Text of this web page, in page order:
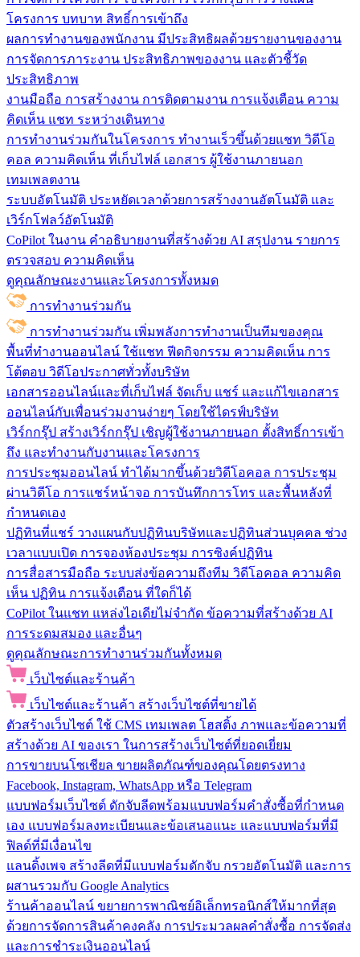
โครงการ บทบาท สิทธิ์การเข้าถึง
ผลการทำงานของพนักงาน มีประสิทธิผลด้วยรายงานของงาน
การจัดการภาระงาน ประสิทธิภาพของงาน และตัวชี้วัด
ประสิทธิภาพ
งานมือถือ การสร้างงาน การติดตามงาน การแจ้งเตือน ความ
คิดเห็น แชท ระหว่างเดินทาง
การทำงานร่วมกันในโครงการ ทํางานเร็วขึ้นด้วยแชท วิดีโอ
คอล ความคิดเห็น ที่เก็บไฟล์ เอกสาร ผู้ใช้งานภายนอก
เทมเพลตงาน
ระบบอัตโนมัติ ประหยัดเวลาด้วยการสร้างงานอัตโนมัติ และ
เวิร์กโฟลว์อัตโนมัติ
CoPilot ในงาน คำอธิบายงานที่สร้างด้วย AI สรุปงาน รายการ
ตรวจสอบ ความคิดเห็น
ดูคุณลักษณะงานและโครงการทั้งหมด
การทำงานร่วมกัน
การทำงานร่วมกัน เพิ่มพลังการทำงานเป็นทีมของคุณ
พื้นที่ทำงานออนไลน์ ใช้แชท ฟีดกิจกรรม ความคิดเห็น การ
โต้ตอบ วิดีโอประกาศทั่วทั้งบริษัท
เอกสารออนไลน์และที่เก็บไฟล์ จัดเก็บ แชร์ และแก้ไขเอกสาร
ออนไลน์กับเพื่อนร่วมงานง่ายๆ โดยใช้ไดรฟ์บริษัท
เวิร์กกรุ๊ป สร้างเวิร์กกรุ๊ป เชิญผู้ใช้งานภายนอก ตั้งสิทธิ์การเข้า
ถึง และทำงานกับงานและโครงการ
การประชุมออนไลน์ ทำได้มากขึ้นด้วยวิดีโอคอล การประชุม
ผ่านวิดีโอ การแชร์หน้าจอ การบันทึกการโทร และพื้นหลังที่
กำหนดเอง
ปฏิทินที่แชร์ วางแผนกับปฏิทินบริษัทและปฏิทินส่วนบุคคล ช่วง
เวลาแบบเปิด การจองห้องประชุม การซิงค์ปฏิทิน
การสื่อสารมือถือ ระบบส่งข้อความถึงทีม วิดีโอคอล ความคิด
เห็น ปฏิทิน การแจ้งเตือน ที่ใดก็ได้
CoPilot ในแชท แหล่งไอเดียไม่จำกัด ข้อความที่สร้างด้วย AI
การระดมสมอง และอื่นๆ
ดูคุณลักษณะการทำงานร่วมกันทั้งหมด
เว็บไซต์และร้านค้า
เว็บไซต์และร้านค้า สร้างเว็บไซต์ที่ขายได้
ตัวสร้างเว็บไซต์ ใช้ CMS เทมเพลต โฮสติ้ง ภาพและข้อความที่
สร้างด้วย AI ของเรา ในการสร้างเว็บไซต์ที่ยอดเยี่ยม
การขายบนโซเชียล ขายผลิตภัณฑ์ของคุณโดยตรงทาง
Facebook, Instagram, WhatsApp หรือ Telegram
แบบฟอร์มเว็บไซต์ ดักจับลีดพร้อมแบบฟอร์มคำสั่งซื้อที่กำหนด
เอง แบบฟอร์มลงทะเบียนและข้อเสนอแนะ และแบบฟอร์มที่มี
ฟิลด์ที่มีเงื่อนไข
แลนดิ้งเพจ สร้างลีดที่มีแบบฟอร์มดักจับ กรวยอัตโนมัติ และการ
ผสานรวมกับ Google Analytics
ร้านค้าออนไลน์ ขยายการพาณิชย์อิเล็กทรอนิกส์ให้มากที่สุด
ด้วยการจัดการสินค้าคงคลัง การประมวลผลคำสั่งซื้อ การจัดส่ง
และการชำระเงินออนไลน์